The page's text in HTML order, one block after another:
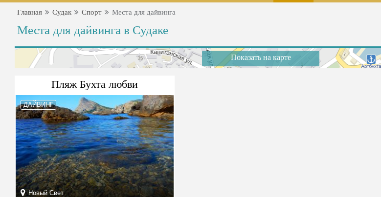
Главная Судак Спорт Места для дайвинга
Места для дайвинга в Судаке
Показать на карте
Пляж Бухта любви
ДАЙВИНГ
Новый Свет